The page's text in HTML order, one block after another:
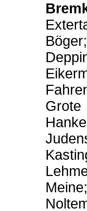
Grote